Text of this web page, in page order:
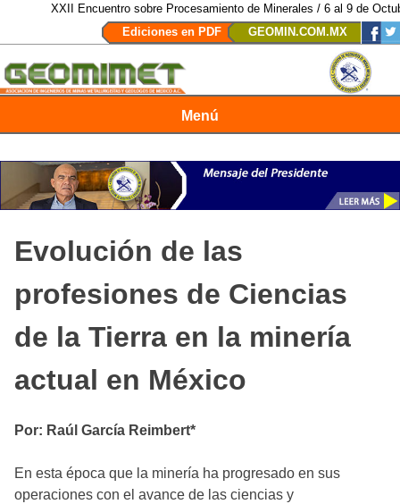
XXII Encuentro sobre Procesamiento de Minerales / 6 al 9 de
Ediciones en PDF
GEOMIN.COM.MX
Menú
Evolución de las
profesiones de Ciencias
de la Tierra en la minería
actual en México
Por: Raúl García Reimbert*
En esta época que la minería ha progresado en sus
operaciones con el avance de las ciencias y